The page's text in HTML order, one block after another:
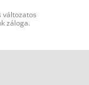
változatos
záloga.